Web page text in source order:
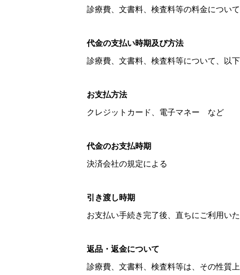
診療費、文書料、検査料等の料金につい
代金の支払い時期及び方法
診療費、文書料、検査料等について、以
お支払方法
クレジットカード、電子マネー など
代金のお支払時期
決済会社の規定による
引き渡し時期
お支払い手続き完了後、直ちにご利用いた
返品・返金について
診療費、文書料、検査料等は、その性質